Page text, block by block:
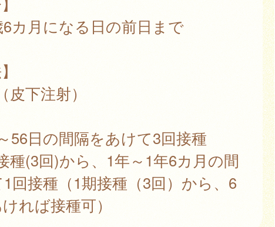
カ月になる日の前日まで
下注射）
56日の間隔をあけて3回接種
種(3回)から、1年～1年6カ月の間
回接種（1期接種（3回）から、6
れば接種可）